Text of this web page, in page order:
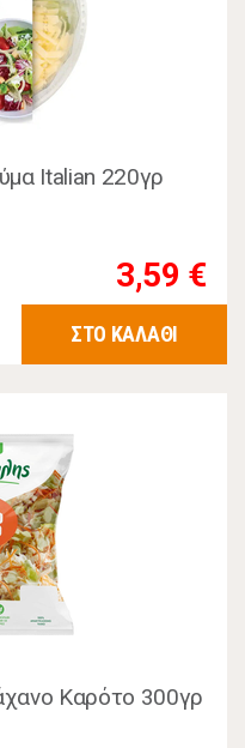
Italian 220γρ
3,59 €
ΣΤΟ ΚΑΛΑΘΙ
Καρότο 300γρ